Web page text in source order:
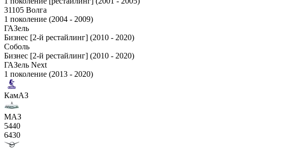
31105 Волга
1 поколение (2004 - 2009)
ГАЗель
Бизнес [2-й рестайлинг] (2010 - 2020)
Соболь
Бизнес [2-й рестайлинг] (2010 - 2020)
ГАЗель Next
1 поколение (2013 - 2020)
КамАЗ
МАЗ
5440
6430